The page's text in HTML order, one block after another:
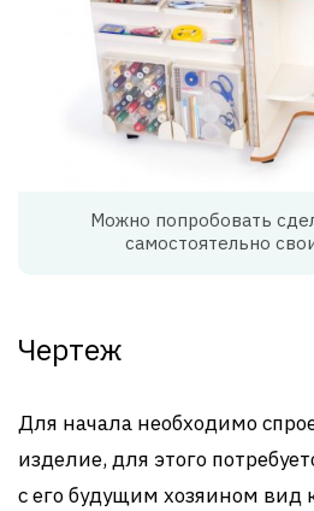
Можно попробовать
самостоятельно
Чертеж
Для начала необходимо
изделие, для этого
с его будущим хозяином вид